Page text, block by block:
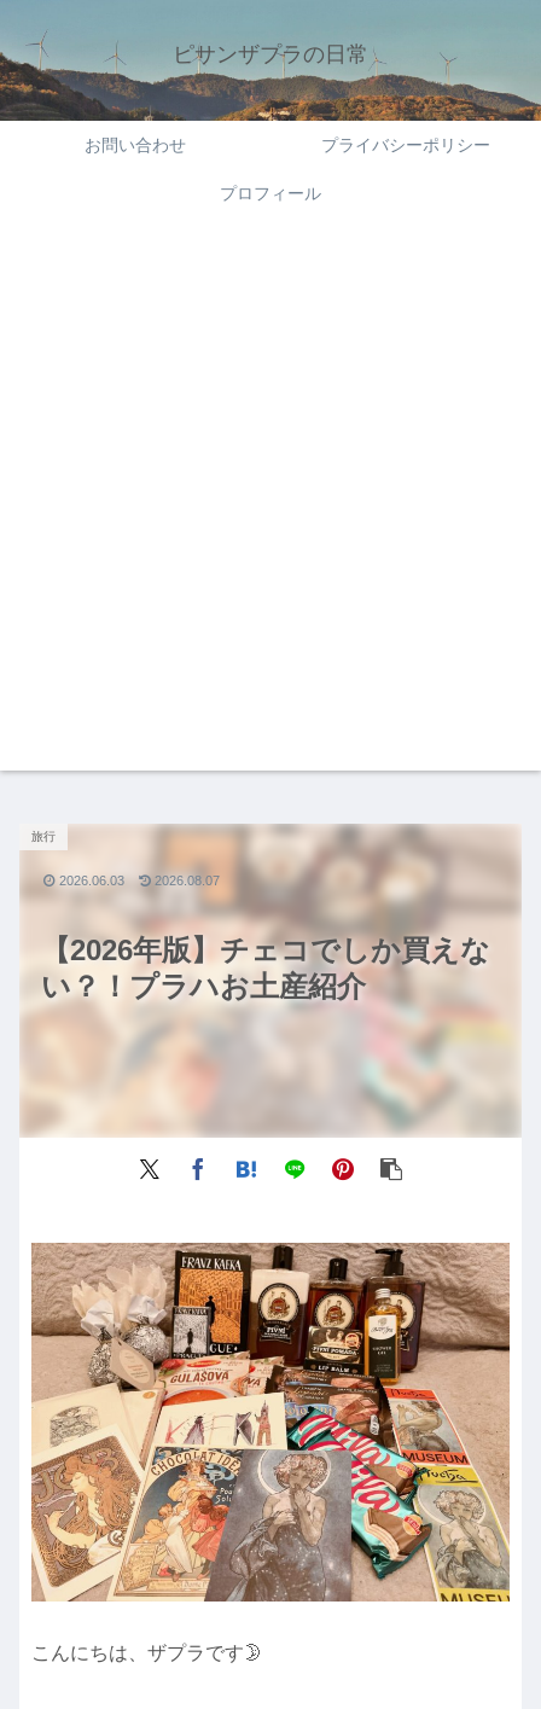
ピサンザプラの日常
お問い合わせ プライバシーポリシー
プロフィール
【2026年版】チェコでしか買えな
い？！プラハお土産紹介
旅行
2026.06.03 2026.08.07
こんにちは、ザプラです🌛